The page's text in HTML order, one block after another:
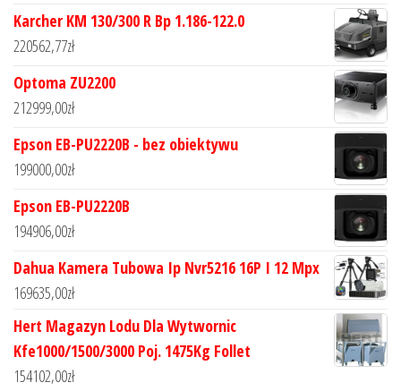
Karcher KM 130/300 R Bp 1.186-122.0
220562,77zł
Optoma ZU2200
212999,00zł
Epson EB-PU2220B - bez obiektywu
199000,00zł
Epson EB-PU2220B
194906,00zł
Dahua Kamera Tubowa Ip Nvr5216 16P I 12 Mpx
169635,00zł
Hert Magazyn Lodu Dla Wytwornic
Kfe1000/1500/3000 Poj. 1475Kg Follet
154102,00zł